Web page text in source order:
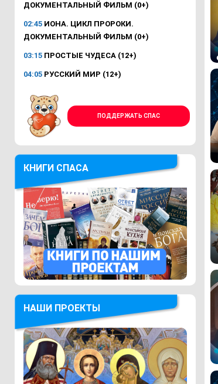
ДОКУМЕНТАЛЬНЫЙ ФИЛЬМ (0+)
02:45 ИОНА. ЦИКЛ ПРОРОКИ.
ДОКУМЕНТАЛЬНЫЙ ФИЛЬМ (0+)
03:15 ПРОСТЫЕ ЧУДЕСА (12+)
04:05 РУССКИЙ МИР (12+)
ПОДДЕРЖАТЬ СПАС
КНИГИ СПАСА
НАШИ ПРОЕКТЫ